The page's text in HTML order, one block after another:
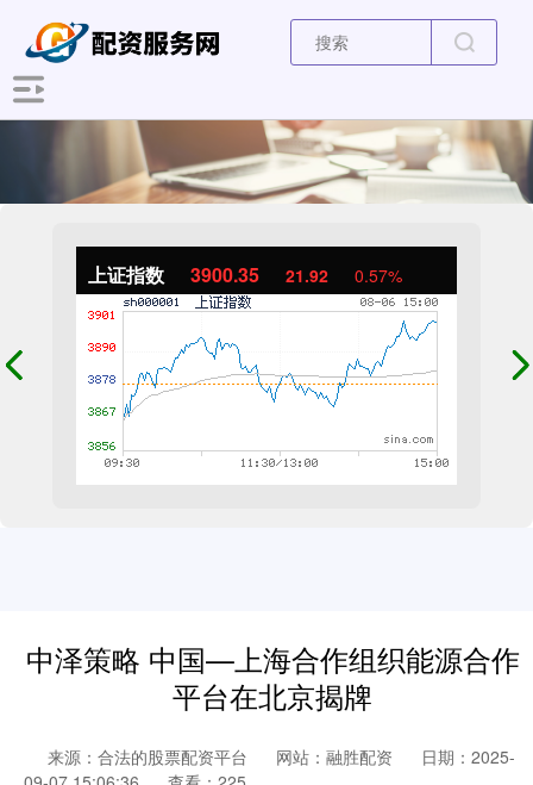
上证指数 3900.35 21.92 0.57%
中泽策略 中国—上海合作组织能源合作
平台在北京揭牌
来源：合法的股票配资平台 网站：融胜配资
日期：2025-